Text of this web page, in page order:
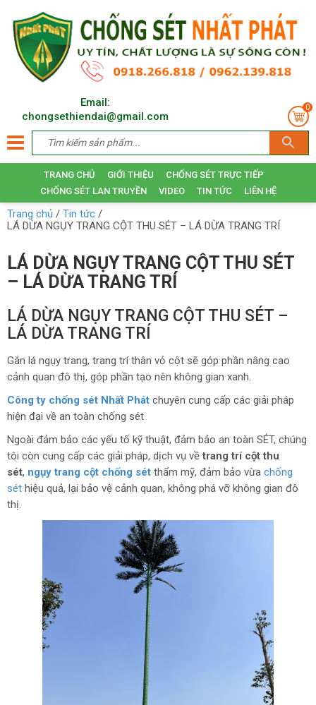
Email:
chongsethiendai@gmail.com
0
TRANG CHỦ GIỚI THIỆU
CHỐNG SÉT TRỰC TIẾP
CHỐNG SÉT LAN TRUYỀN
VIDEO TIN TỨC LIÊN HỆ
Trang chủ / Tin tức /
LÁ DỪA NGỤY TRANG CỘT THU SÉT – LÁ DỪA TRANG TRÍ
LÁ DỪA NGỤY TRANG CỘT THU SÉT
– LÁ DỪA TRANG TRÍ
LÁ DỪA NGỤY TRANG CỘT THU SÉT –
LÁ DỪA TRANG TRÍ
Gắn lá ngụy trang, trang trí thân vỏ cột sẽ góp phần nâng cao
cảnh quan đô thị, góp phần tạo nên không gian xanh.
Công ty chống sét Nhất Phát chuyên cung cấp các giải pháp
hiện đại về an toàn chống sét
Ngoài đảm bảo các yếu tố kỹ thuật, đảm bảo an toàn SÉT, chúng
tôi còn cung cấp các giải pháp, dịch vụ vềtrang trí cột thu
sét, ngụy trang cột chống sét thẩm mỹ, đảm bảo vừa chống
sét hiệu quả, lại bảo vệ cảnh quan, không phá vỡ không gian đô
thị.